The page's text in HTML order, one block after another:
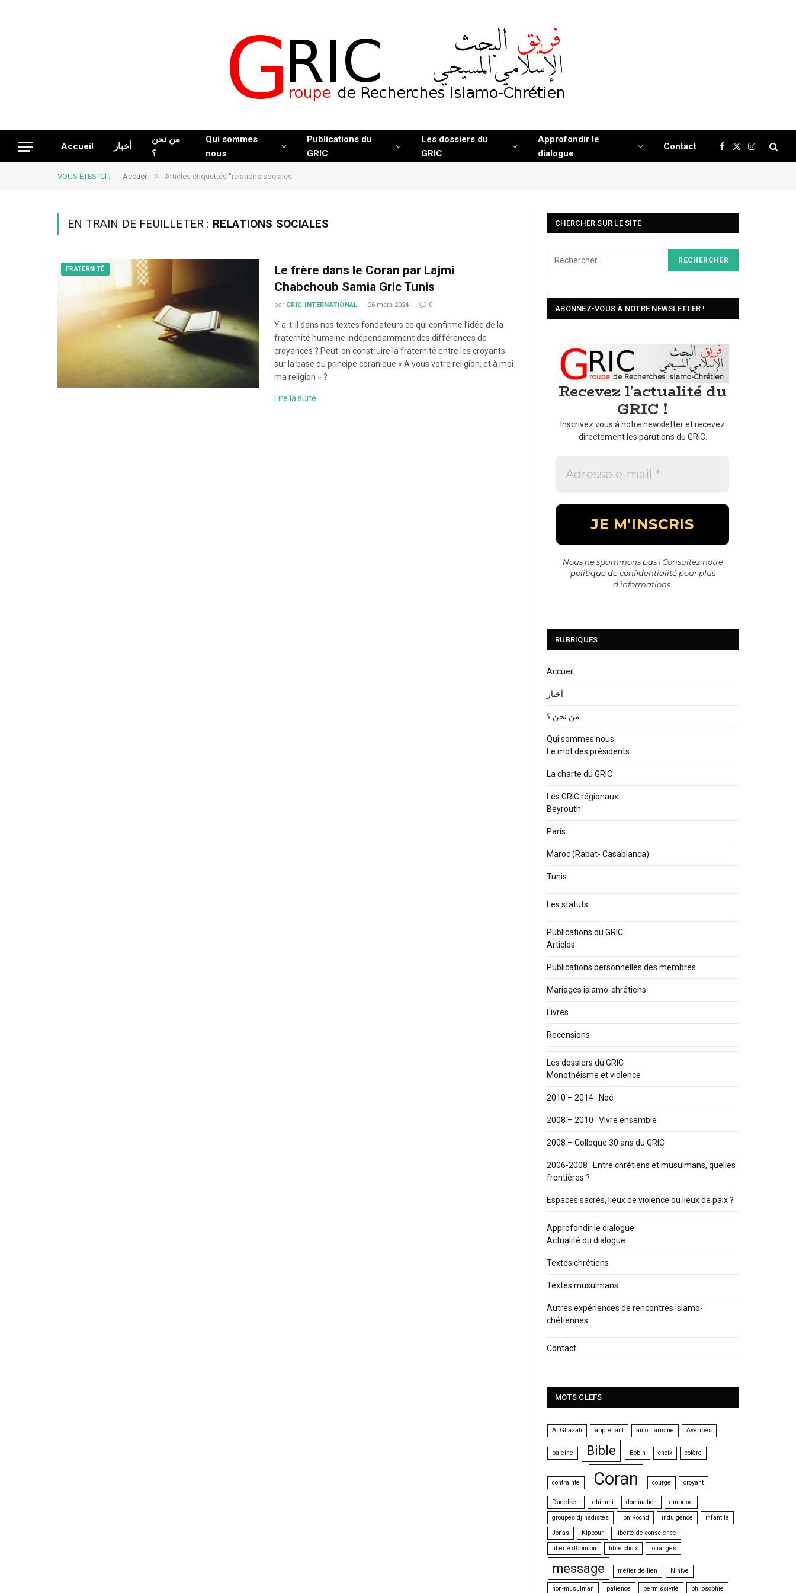
Accueil أخبار
من نحن
؟
Qui sommes
nous
Publications du
GRIC
Les dossiers du
GRIC
Approfondir le
dialogue
Contact Facebook
X
(Twitter)
Instagram
VOUS ÊTES ICI : Accueil » Articles étiquettés "relations sociales"
EN TRAIN DE FEUILLETER : RELATIONS SOCIALES
FRATERNITÉ
Le frère dans le Coran par Lajmi
Chabchoub Samia Gric Tunis
par GRIC INTERNATIONAL 26 mars 2024 0
Y a-t-il dans nos textes fondateurs ce qui confirme l’idée de la
fraternité humaine indépendamment des différences de
croyances ? Peut-on construire la fraternité entre les croyants
sur la base du principe coranique « A vous votre religion, et à moi
ma religion » ?
Lire la suite
CHERCHER SUR LE SITE
ABONNEZ-VOUS À NOTRE NEWSLETTER !
Recevez l'actualité du
GRIC !
Inscrivez vous à notre newsletter et recevez
directement les parutions du GRIC.
Nous ne spammons pas ! Consultez notre
politique de confidentialitépour plus
d’informations.
RUBRIQUES
Accueil
أخبار
من نحن ؟
Qui sommes nous
Le mot des présidents
La charte du GRIC
Les GRIC régionaux
Beyrouth
Paris
Maroc (Rabat- Casablanca)
Tunis
Les statuts
Publications du GRIC
Articles
Publications personnelles des membres
Mariages islamo-chrétiens
Livres
Recensions
Les dossiers du GRIC
Monothéisme et violence
2010 – 2014 : Noé
2008 – 2010 : Vivre ensemble
2008 – Colloque 30 ans du GRIC
2006-2008 : Entre chrétiens et musulmans, quelles
frontières ?
Espaces sacrés, lieux de violence ou lieux de paix ?
Approfondir le dialogue
Actualité du dialogue
Textes chrétiens
Textes musulmans
Autres expériences de rencontres islamo-
chétiennes
Contact
MOTS CLEFS
Al Ghazali apprenant autoritarisme Averroès
baleine Bible Bobin choix colère
contrainte Coran courge croyant
Dadelsen dhimmi domination
emprise
groupes djihadistes
Ibn Rochd indulgence
infantile
Jonas
Kippour
liberté de conscience
liberté d’opinion
libre choix louanges
message métier de lien Ninive
non-musulman patience permissivité philosophie